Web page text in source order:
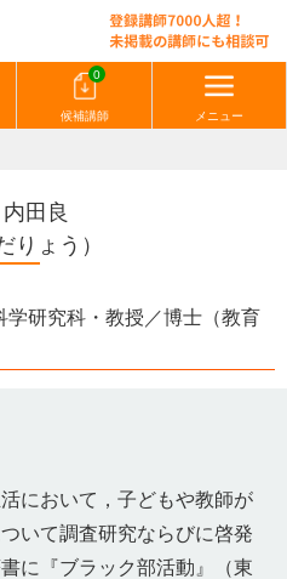
0
候補講師 メニュー
内田良
りょう）
研究科・教授／博士（教育
において，子どもや教師が
いて調査研究ならびに啓発
に『ブラック部活動』（東